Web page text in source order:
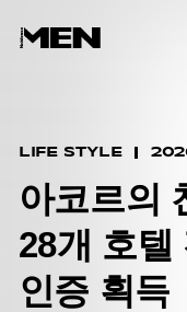
LIFE STYLE
아코르의
28개 호텔
인증 획득